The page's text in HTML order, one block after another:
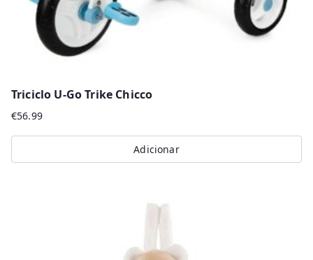
Triciclo U-Go Trike Chicco
€56.99
Adicionar